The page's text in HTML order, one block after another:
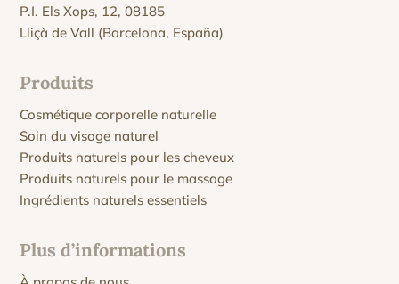
P.I. Els Xops, 12, 08185
Lliçà de Vall (Barcelona, España)
Produits
Cosmétique corporelle naturelle
Soin du visage naturel
Produits naturels pour les cheveux
Produits naturels pour le massage
Ingrédients naturels essentiels
Plus d’informations